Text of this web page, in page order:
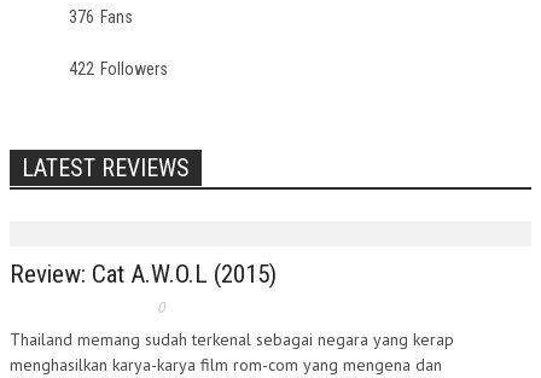
376 Fans
422 Followers
LATEST REVIEWS
Review: Cat A.W.O.L (2015)
0
Thailand memang sudah terkenal sebagai negara yang kerap
menghasilkan karya-karya film rom-com yang mengena dan